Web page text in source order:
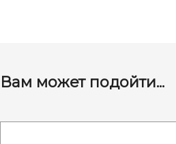
Вам может подойти...